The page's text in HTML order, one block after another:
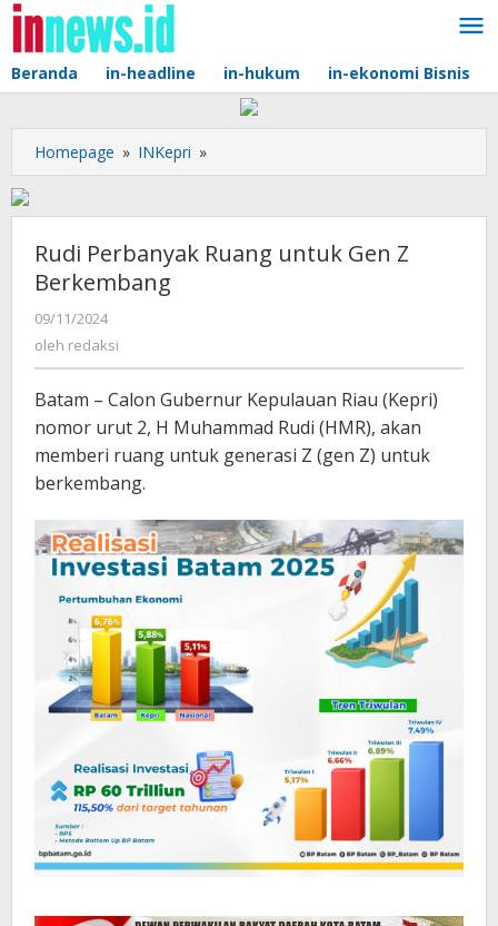
Lewati
konten
Beranda in-headline in-hukum in-ekonomi Bisnis
Homepage » INKepri »
Perbanyak
untuk
Gen
Z
Rudi Perbanyak Ruang untuk Gen Z
Berkembang
09/11/2024
redaksi
oleh redaksi
Batam – Calon Gubernur Kepulauan Riau (Kepri)
nomor urut 2, H Muhammad Rudi (HMR), akan
memberi ruang untuk generasi Z (gen Z) untuk
berkembang.